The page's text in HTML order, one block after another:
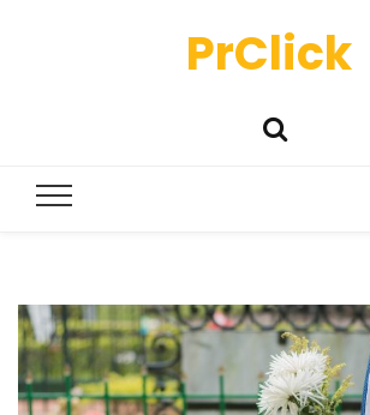
PrClick